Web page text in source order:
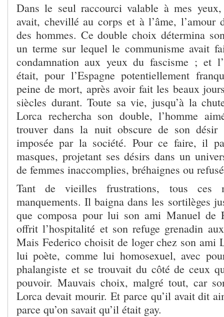
Dans le seul raccourci valable à mes
avait, chevillé au corps et à l’âme, l’amour
des hommes. Ce double choix détermina
un terme sur lequel le communisme avait
condamnation aux yeux du fascisme ; et
était, pour l’Espagne potentiellement
peine de mort, après avoir fait les beaux
siècles durant. Toute sa vie, jusqu’à la
Lorca rechercha son double, l’homme
trouver dans la nuit obscure de son désir
imposée par la société. Pour ce faire, il
masques, projetant ses désirs dans un
de femmes inaccomplies, bréhaignes ou
Tant de vieilles frustrations, tous ces
manquements. Il baigna dans les sortilèges
que composa pour lui son ami Manuel de
offrit l’hospitalité et son refuge grenadin
Mais Federico choisit de loger chez son ami
lui poète, comme lui homosexuel, avec
phalangiste et se trouvait du côté de ceux
pouvoir. Mauvais choix, malgré tout, car
Lorca devait mourir. Et parce qu’il avait dit
parce qu’on savait qu’il était gay.